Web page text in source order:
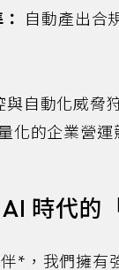
自動產出合
自動化威脅
化的企業營運
時代的
*，我們擁